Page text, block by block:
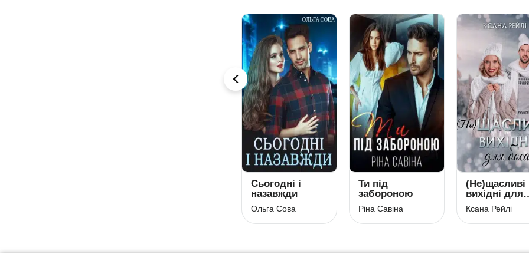
Сьогодні і
назавжди
Ольга Сова
Ти під
забороною
Ріна Савіна
(Не)щасливі
вихідні для
боса
Ксана Рейлі